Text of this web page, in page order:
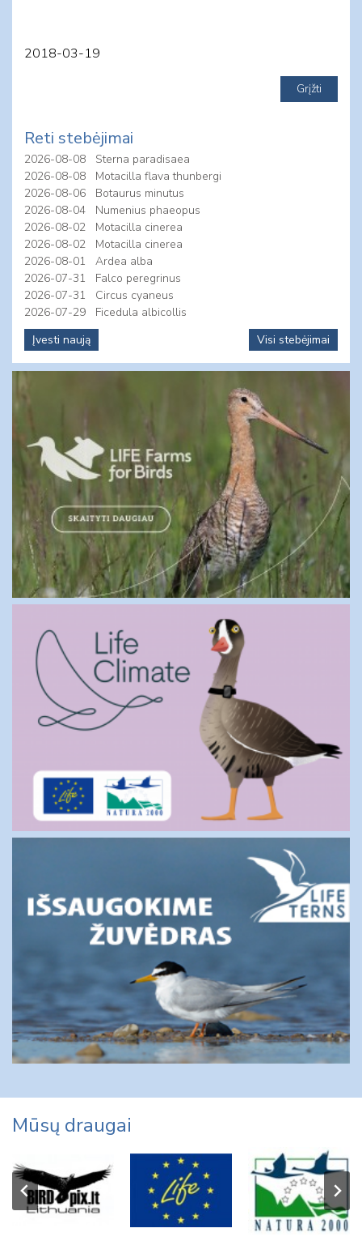
2018-03-19
Reti stebėjimai
2026-08-08
Sterna paradisaea
2026-08-08
Motacilla flava thunbergi
2026-08-06
Botaurus minutus
2026-08-04
Numenius phaeopus
2026-08-02
Motacilla cinerea
2026-08-02
Motacilla cinerea
2026-08-01
Ardea alba
2026-07-31
Falco peregrinus
2026-07-31
Circus cyaneus
2026-07-29
Ficedula albicollis
Įvesti naują
Visi stebėjimai
Mūsų draugai